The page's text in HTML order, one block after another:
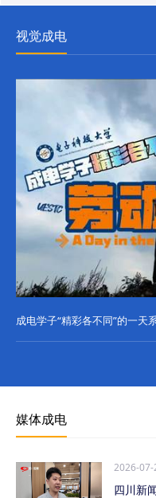
视觉成电
成电学子“精彩各不同”的一天
媒体成电
2026-07-
四川新